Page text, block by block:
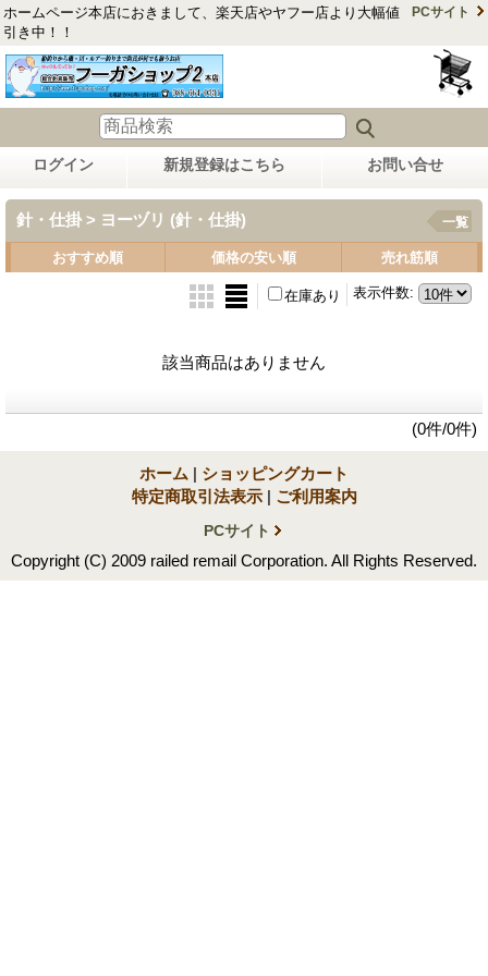
ホームページ本店におきまして、楽天店やヤフー店より大幅値
引き中！！
PCサイト
ログイン 新規登録はこちら お問い合せ
針・仕掛 > ヨーヅリ (針・仕掛) 一覧
おすすめ順 価格の安い順 売れ筋順
表示件数:
在庫あり
該当商品はありません
(0件/0件)
ホーム | ショッピングカート
特定商取引法表示 | ご利用案内
PCサイト
Copyright (C) 2009 railed remail Corporation. All Rights Reserved.